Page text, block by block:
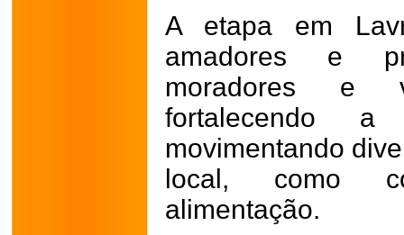
A etapa em
amadores e
moradores e
fortalecendo
movimentando
local, como
alimentação.